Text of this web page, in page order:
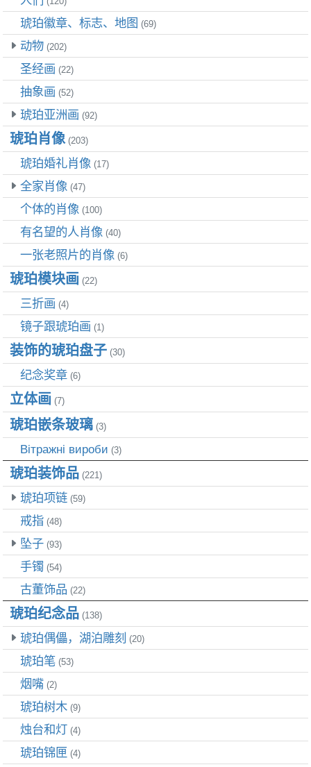
琥珀徽章、标志、地图 (69)
动物 (202)
圣经画 (22)
抽象画 (52)
琥珀亚洲画 (92)
琥珀肖像(203)
琥珀婚礼肖像 (17)
全家肖像 (47)
个体的肖像 (100)
有名望的人肖像 (40)
一张老照片的肖像 (6)
琥珀模块画 (22)
三折画 (4)
镜子跟琥珀画 (1)
装饰的琥珀盘子 (30)
纪念奖章 (6)
立体画 (7)
琥珀嵌条玻璃 (3)
Вітражні вироби (3)
琥珀装饰品 (221)
琥珀项链 (59)
戒指 (48)
坠子 (93)
手镯 (54)
古董饰品 (22)
琥珀纪念品 (138)
琥珀偶儡，湖泊雕刻 (20)
琥珀笔 (53)
烟嘴 (2)
琥珀树木 (9)
烛台和灯 (4)
琥珀锦匣 (4)